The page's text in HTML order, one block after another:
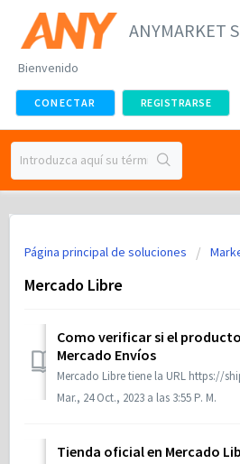
ANYMARKET
Bienvenido
CONECTAR REGISTRARSE
Página principal de soluciones
Mercado Libre
Como verificar si el
Mercado Envíos
Mar., 24 Oct., 2023 a las 3:55 P. M.
Tienda oficial en Mercado